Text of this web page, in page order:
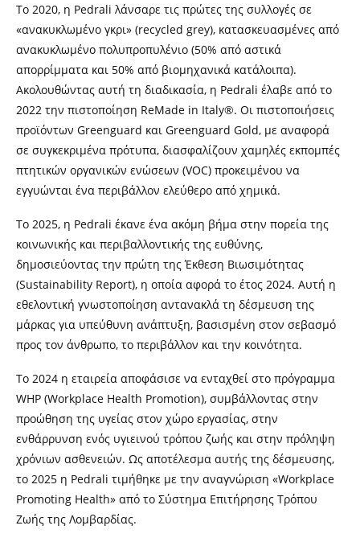
Το 2020, η Pedrali λάνσαρε τις πρώτες της συλλογές σε
«ανακυκλωμένο γκρι» (recycled grey), κατασκευασμένες από
ανακυκλωμένο πολυπροπυλένιο (50% από αστικά
απορρίμματα και 50% από βιομηχανικά κατάλοιπα).
Ακολουθώντας αυτή τη διαδικασία, η Pedrali έλαβε από το
2022 την πιστοποίηση ReMade in Italy®. Οι πιστοποιήσεις
προϊόντων Greenguard και Greenguard Gold, με αναφορά
σε συγκεκριμένα πρότυπα, διασφαλίζουν χαμηλές εκπομπές
πτητικών οργανικών ενώσεων (VOC) προκειμένου να
εγγυώνται ένα περιβάλλον ελεύθερο από χημικά.
Το 2025, η Pedrali έκανε ένα ακόμη βήμα στην πορεία της
κοινωνικής και περιβαλλοντικής της ευθύνης,
δημοσιεύοντας την πρώτη της Έκθεση Βιωσιμότητας
(Sustainability Report), η οποία αφορά το έτος 2024. Αυτή η
εθελοντική γνωστοποίηση αντανακλά τη δέσμευση της
μάρκας για υπεύθυνη ανάπτυξη, βασισμένη στον σεβασμό
προς τον άνθρωπο, το περιβάλλον και την κοινότητα.
Το 2024 η εταιρεία αποφάσισε να ενταχθεί στο πρόγραμμα
WHP (Workplace Health Promotion), συμβάλλοντας στην
προώθηση της υγείας στον χώρο εργασίας, στην
ενθάρρυνση ενός υγιεινού τρόπου ζωής και στην πρόληψη
χρόνιων ασθενειών. Ως αποτέλεσμα αυτής της δέσμευσης,
το 2025 η Pedrali τιμήθηκε με την αναγνώριση «Workplace
Promoting Health» από το Σύστημα Επιτήρησης Τρόπου
Ζωής της Λομβαρδίας.